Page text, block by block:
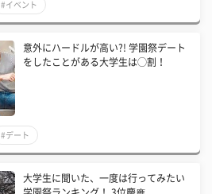
#イベント
意外にハードルが高い?! 学園祭デート
をしたことがある大学生は◯割！
#デート
大学生に聞いた、一度は行ってみたい